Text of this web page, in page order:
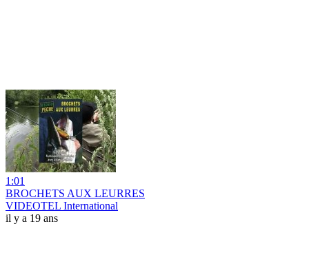
1:01
BROCHETS AUX LEURRES
VIDEOTEL International
il y a 19 ans